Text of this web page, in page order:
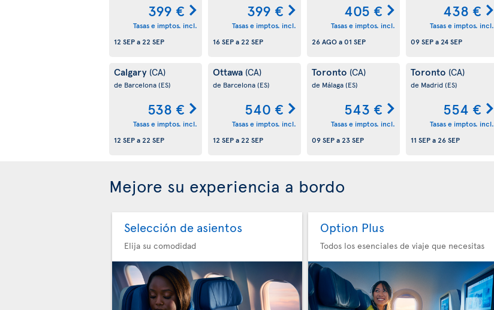
399 €
Tasas e imptos. incl.
12 SEPa22 SEP
399 €
Tasas e imptos. incl.
16 SEPa22 SEP
405 €
Tasas e imptos. incl.
26 AGOa01 SEP
438 €
Tasas e imptos. incl.
09 SEPa24 SEP
Calgary (CA)
de Barcelona(ES)
538 €
Tasas e imptos. incl.
12 SEPa22 SEP
Ottawa (CA)
de Barcelona(ES)
540 €
Tasas e imptos. incl.
12 SEPa22 SEP
Toronto (CA)
de Málaga(ES)
543 €
Tasas e imptos. incl.
09 SEPa23 SEP
Toronto (CA)
de Madrid(ES)
554 €
Tasas e imptos. incl.
11 SEPa26 SEP
Mejore su experiencia a bordo
Selección de asientos
Elija su comodidad
Option Plus
Todos los esenciales de viaje que necesitas